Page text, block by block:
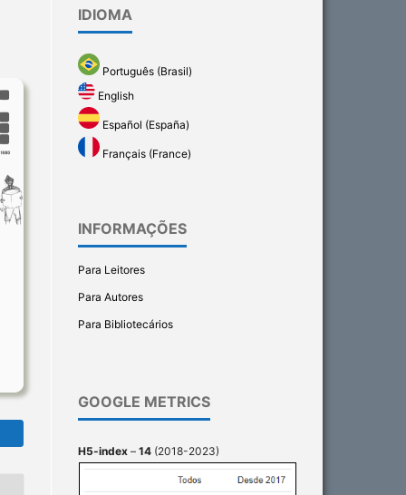
IDIOMA
Português (Brasil)
English
Español (España)
Français (France)
INFORMAÇÕES
Para Leitores
Para Autores
Para Bibliotecários
GOOGLE METRICS
H5-index – 14 (2018-2023)